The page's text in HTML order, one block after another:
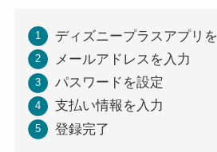
ディズニープラスアプリ
メールアドレスを入力
パスワードを設定
支払い情報を入力
登録完了